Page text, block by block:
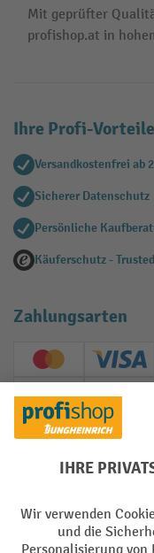
Mit geprüfter
profishop.at in
Ihre Profi-Vorteile
Versandkostenfrei ab
Sicherer Datenschutz
Persönliche
Käuferschutz -
Zahlungsarten
Creditcard
PayPal
Soziale Netzwerke